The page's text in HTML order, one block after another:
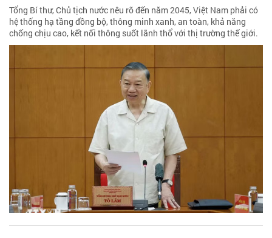
Tổng Bí thư, Chủ tịch nước nêu rõ đến năm 2045, Việt Nam phải có
hệ thống hạ tầng đồng bộ, thông minh xanh, an toàn, khả năng
chống chịu cao, kết nối thông suốt lãnh thổ với thị trường thế giới.